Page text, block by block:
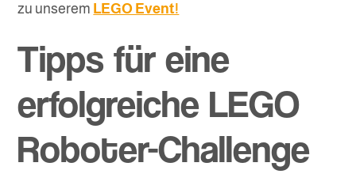
zu unserem LEGO Event!
Tipps für eine
erfolgreiche LEGO
Roboter-Challenge